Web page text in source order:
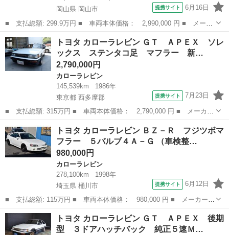
岡山県 岡山市
提携サイト 6月16日
■ 支払総額: 299.9万円 ■ 車両本体価格： 2,990,000 円 ■ メーカ
ー名： トヨタ ■ 車種名： カローラレビン ■ グレード名： Ｇ
Ｔ ５ＭＴ ５速マニュアルミッション ２ドア ロールバー 社外
シート ...
岡山 岡山市 カローラレビン
トヨタ カローラレビン ＧＴ ＡＰＥＸ ソレ
ックス ステンタコ足 マフラー 新…
2,790,000円
カローラレビン
145,539km
1986年
東京都 西多摩郡
提携サイト 7月23日
■ 支払総額: 315万円 ■ 車両本体価格： 2,790,000 円 ■ メーカー
名： トヨタ ■ 車種名： カローラレビン ■ グレード名： Ｇ
Ｔ ＡＰＥＸ ソレックス ステンタコ足 マフラー 新品車高調
燃料タンク交...
東京 西多摩郡 カローラレビン
トヨタ カローラレビン ＢＺ－Ｒ フジツボマ
フラー ５バルブ４Ａ－Ｇ （車検整…
980,000円
カローラレビン
278,100km
1998年
埼玉県 桶川市
提携サイト 6月12日
■ 支払総額: 115万円 ■ 車両本体価格： 980,000 円 ■ メーカー
名： トヨタ ■ 車種名： カローラレビン ■ グレード名： ＢＺ
－Ｒ フジツボマフラー ５バルブ４Ａ－Ｇ ■ 排気量： 1600cc
■ ド...
埼玉 桶川市 カローラレビン
トヨタ カローラレビン ＧＴ ＡＰＥＸ 後期
型 ３ドアハッチバック 純正５速Ｍ…